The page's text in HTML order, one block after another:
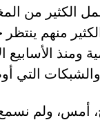
الكثير من
منهم
ومنذ
أمس، ولم